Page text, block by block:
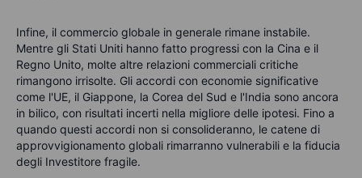
Infine, il commercio globale in generale rimane instabile.
Mentre gli Stati Uniti hanno fatto progressi con la Cina e il
Regno Unito, molte altre relazioni commerciali critiche
rimangono irrisolte. Gli accordi con economie significative
come l'UE, il Giappone, la Corea del Sud e l'India sono ancora
in bilico, con risultati incerti nella migliore delle ipotesi. Fino a
quando questi accordi non si consolideranno, le catene di
approvvigionamento globali rimarranno vulnerabili e la fiducia
degli Investitore fragile.